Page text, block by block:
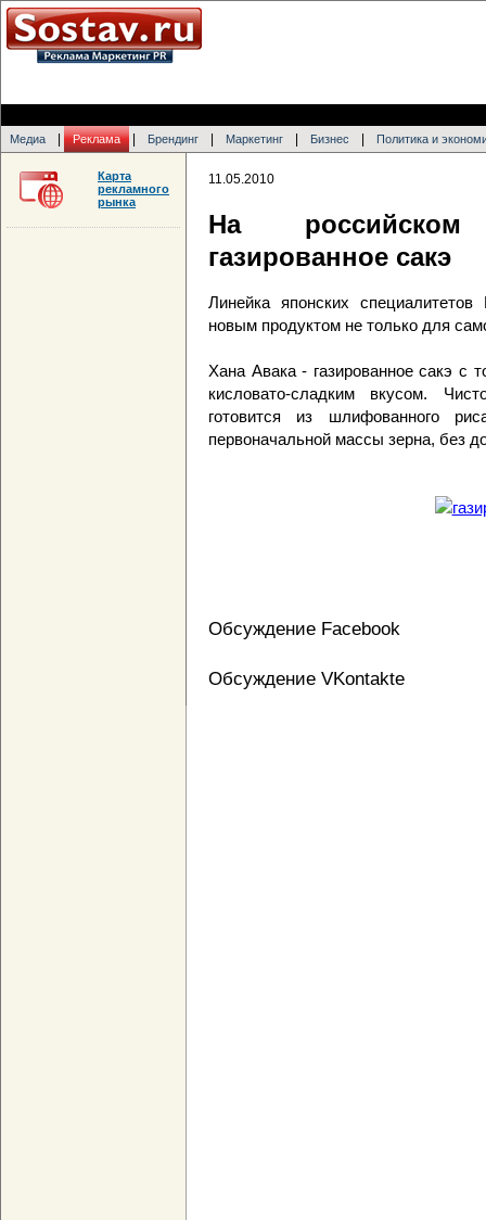
Медиа Реклама Брендинг Маркетинг Бизнес Политика и
11.05.2010
На
газированное сакэ
Линейка японских
новым продуктом не только для
Хана Авака - газированное сакэ
кисловато-сладким вкусом.
готовится из шлифованного
первоначальной массы зерна, без
Обсуждение Facebook
Обсуждение VKontakte
Карта
рекламного
рынка